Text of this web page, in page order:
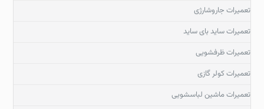
تعمیرات جاروشارژی
تعمیرات ساید بای ساید
تعمیرات ظرفشویی
تعمیرات کولر گازی
تعمیرات ماشین لباسشویی